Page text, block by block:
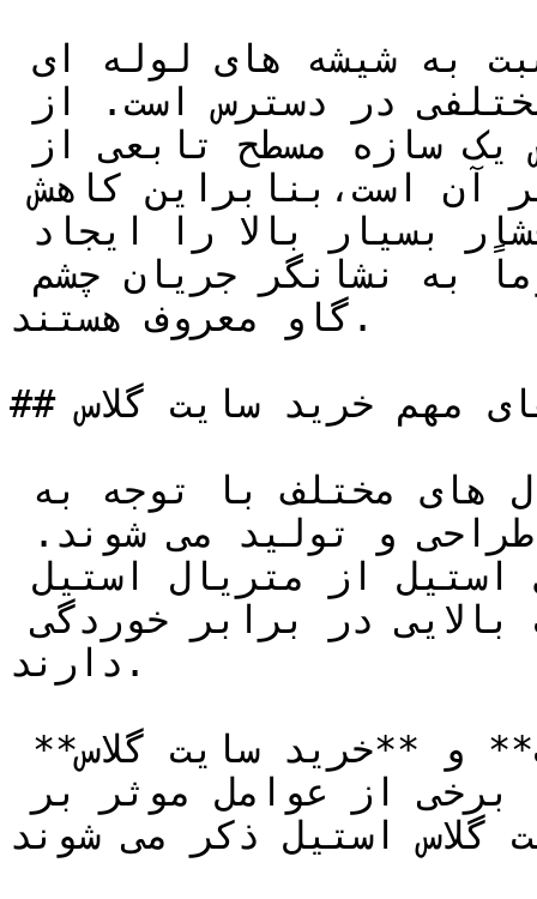
مجذور نسبت ضخامت قطعه به قطر آن است،بنابراین کاهش
گاو معروف هستند.
## پارامترهای مهم خرید سایت گلاس
ساخته می شوند که مقاومت بالایی در برابر خوردگی
دارند.
گلاس استیل ذکر می شوند: